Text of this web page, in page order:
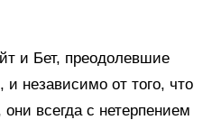
и Бет, преодолевшие
независимо от того, что
всегда с нетерпением